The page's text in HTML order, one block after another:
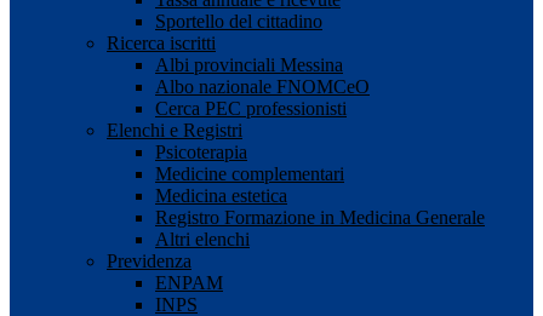
Sportello del cittadino
Ricerca iscritti
Albi provinciali Messina
Albo nazionale FNOMCeO
Cerca PEC professionisti
Elenchi e Registri
Psicoterapia
Medicine complementari
Medicina estetica
Registro Formazione in Medicina Generale
Altri elenchi
Previdenza
ENPAM
INPS